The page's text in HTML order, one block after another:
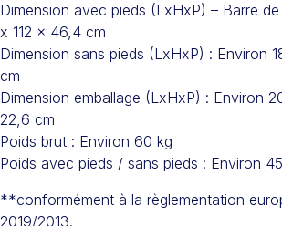
Dimension avec pieds (LxHxP) – Barre
x 112 x 46,4 cm
Dimension sans pieds (LxHxP) : Environ
cm
Dimension emballage (LxHxP) : Environ
22,6 cm
Poids brut : Environ 60 kg
Poids avec pieds / sans pieds : Environ
**conformément à la règlementation
2019/2013.